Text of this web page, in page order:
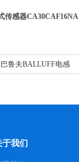
传感器CA30CAF16NA
巴鲁夫BALLUFF电感
于我们